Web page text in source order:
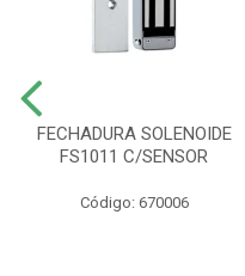
FECHADURA SOLENOIDE
FS1011 C/SENSOR
Código: 670006